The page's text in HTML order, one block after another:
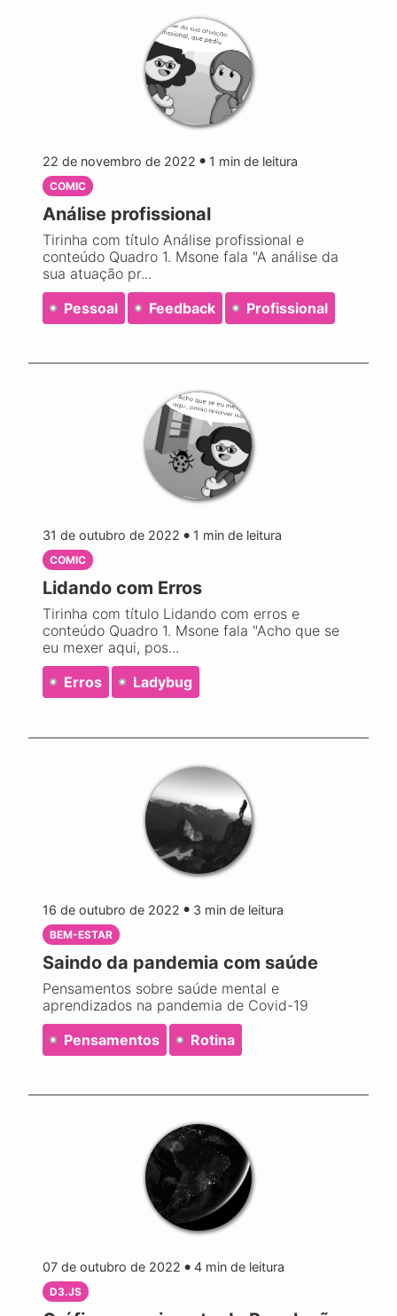
22 de novembro de 2022 ● 1 min de leitura
COMIC
Análise profissional
Tirinha com título Análise profissional e
conteúdo Quadro 1. Msone fala "A análise da
sua atuação pr...
Pessoal
Feedback Profissional
31 de outubro de 2022 ● 1 min de leitura
COMIC
Lidando com Erros
Tirinha com título Lidando com erros e
conteúdo Quadro 1. Msone fala "Acho que se
eu mexer aqui, pos...
Erros
Ladybug
16 de outubro de 2022 ● 3 min de leitura
BEM-ESTAR
Saindo da pandemia com saúde
Pensamentos sobre saúde mental e
aprendizados na pandemia de Covid-19
Pensamentos
Rotina
07 de outubro de 2022 ● 4 min de leitura
D3.JS